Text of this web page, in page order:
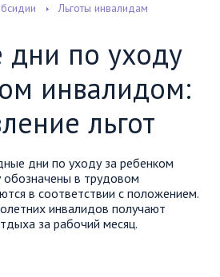
Льготы инвалидам
по уходу
инвалидом:
льгот
дни по уходу за ребенком
в трудовом
в соответствии с положением.
инвалидов получают
за рабочий месяц.